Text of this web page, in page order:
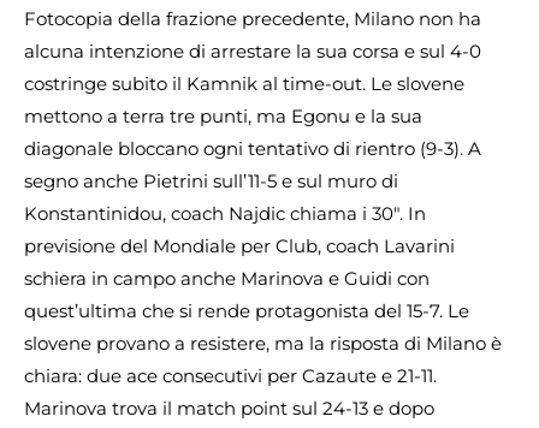
Fotocopia della frazione precedente, Milano non ha
alcuna intenzione di arrestare la sua corsa e sul 4-0
costringe subito il Kamnik al time-out. Le slovene
mettono a terra tre punti, ma Egonu e la sua
diagonale bloccano ogni tentativo di rientro (9-3). A
segno anche Pietrini sull’11-5 e sul muro di
Konstantinidou, coach Najdic chiama i 30″. In
previsione del Mondiale per Club, coach Lavarini
schiera in campo anche Marinova e Guidi con
quest’ultima che si rende protagonista del 15-7. Le
slovene provano a resistere, ma la risposta di Milano è
chiara: due ace consecutivi per Cazaute e 21-11.
Marinova trova il match point sul 24-13 e dopo